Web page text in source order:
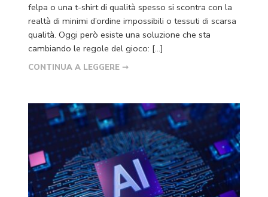
felpa o una t-shirt di qualità spesso si scontra con la
realtà di minimi d’ordine impossibili o tessuti di scarsa
qualità. Oggi però esiste una soluzione che sta
cambiando le regole del gioco: […]
CONTINUA A LEGGERE ➞